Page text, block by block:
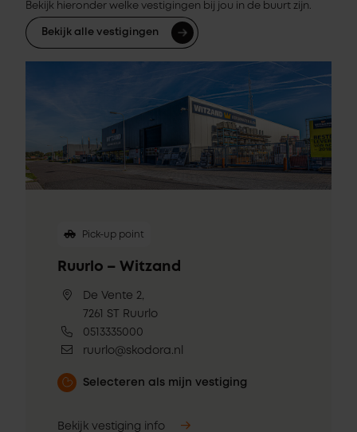
Bekijk hieronder welke vestigingen bij jou in de buurt zijn.
Bekijk alle vestigingen
Pick-up point
Ruurlo – Witzand
De Vente 2,
7261 ST Ruurlo
0513335000
ruurlo@skodora.nl
Selecteren als mijn vestiging
Bekijk vestiging info